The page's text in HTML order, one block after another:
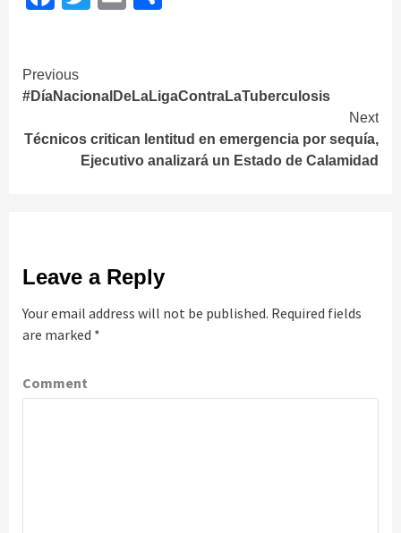
Continue
Reading
Previous
#DíaNacionalDeLaLigaContraLaTuberculosis
Next
Técnicos critican lentitud en emergencia por sequía,
Ejecutivo analizará un Estado de Calamidad
Leave a Reply
Your email address will not be published. Required fields
are marked *
Comment